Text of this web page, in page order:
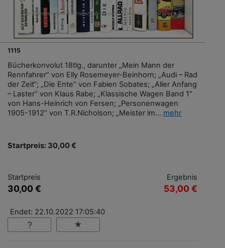
1115
Bücherkonvolut 18tlg., darunter „Mein Mann der
Rennfahrer“ von Elly Rosemeyer-Beinhorn; „Audi – Rad
der Zeit“; „Die Ente“ von Fabien Sobates; „Aller Anfang
– Laster“ von Klaus Rabe; „Klassische Wagen Band 1“
von Hans-Heinrich von Fersen; „Personenwagen
1905-1912“ von T.R.Nicholson; „Meister im... mehr
Startpreis: 30,00 €
Startpreis
30,00 €
Ergebnis
53,00 €
Endet: 22.10.2022 17:05:40